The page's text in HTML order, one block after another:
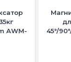
AWM-
45°/